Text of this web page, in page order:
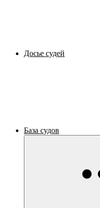
Досье судей
База судов